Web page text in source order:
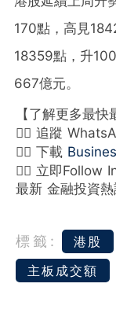
170點，高見
18359點，升
667億元。
【了解更多最
👉🏻 追蹤
👉🏻 下載
👉🏻 立即Follow
最新 金融投資
標籤: 港股
主板成交額